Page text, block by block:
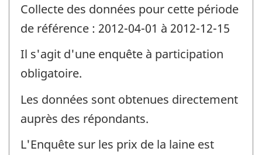
Collecte des données pour cette période
de référence : 2012-04-01 à 2012-12-15
Il s'agit d'une enquête à participation
obligatoire.
Les données sont obtenues directement
auprès des répondants.
L'Enquête sur les prix de la laine est